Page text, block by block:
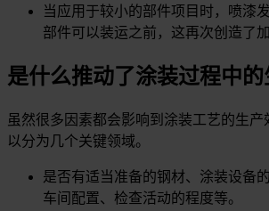
当应用于较小的部件项目时，喷漆
部件可以装运之前，这再次创造了
是什么推动了涂装过程中的
虽然很多因素都会影响到涂装工艺的生产
以分为几个关键领域。
是否有适当准备的钢材、涂装设备
车间配置、检查活动的程度等。